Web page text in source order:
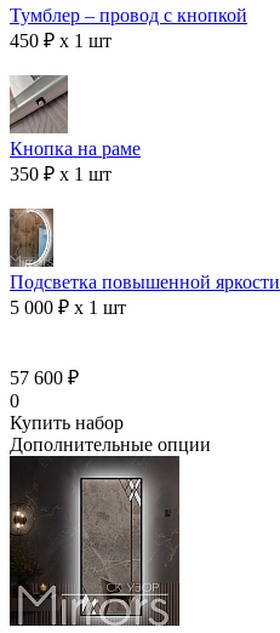
Тумблер – провод с кнопкой
450 ₽ x 1 шт
Кнопка на раме
350 ₽ x 1 шт
Подсветка повышенной яркости
5 000 ₽ x 1 шт
57 600 ₽
0
Купить набор
Дополнительные опции